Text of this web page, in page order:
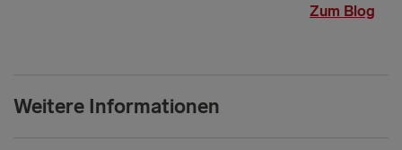
Zum Blog
Weitere Informationen